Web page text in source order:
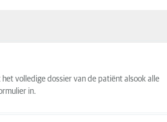
volledige dossier van de patiënt alsook alle
in.